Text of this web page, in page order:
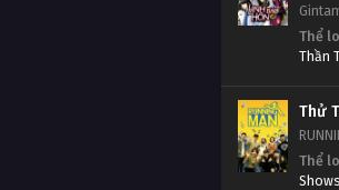
Thể
Thần
Thử
Thể
Shows